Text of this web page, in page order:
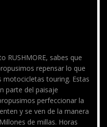
RUSHMORE, sabes que
repensar lo que
motocicletas touring. Estas
parte del paisaje
perfeccionar la
y se ven de la manera
de millas. Horas